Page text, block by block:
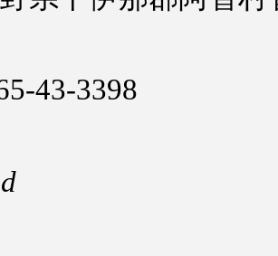
43-3398